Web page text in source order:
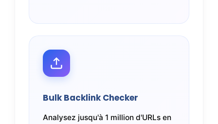
Bulk Backlink Checker
Analysez jusqu'à 1 million d'URLs en